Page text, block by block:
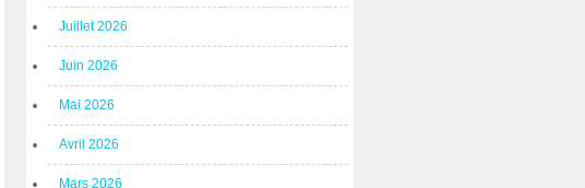
Juillet 2026
Juin 2026
Mai 2026
Avril 2026
Mars 2026